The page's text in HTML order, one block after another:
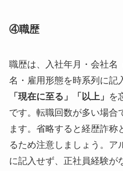
④職歴
職歴は、入社年月・会社名
名・雇用形態を時系列に記
「現在に至る」「以上」 を
です。転職回数が多い場合
ます。省略すると経歴詐称
るため注意しましょう。ア
に記入せず、正社員経験が